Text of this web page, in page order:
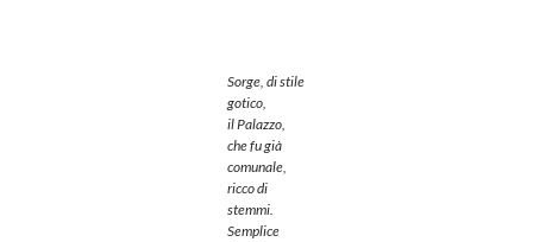
Sorge, di stile
gotico,
il Palazzo,
che fu già
comunale,
ricco di
stemmi.
Semplice